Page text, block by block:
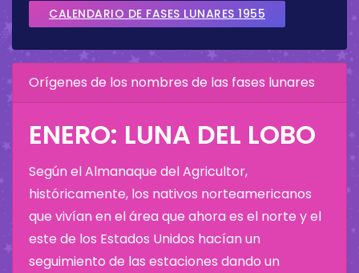
CALENDARIO DE FASES LUNARES 1955
Orígenes de los nombres de las fases lunares
ENERO: LUNA DEL LOBO
Según el Almanaque del Agricultor,
históricamente, los nativos norteamericanos
que vivían en el área que ahora es el norte y el
este de los Estados Unidos hacían un
seguimiento de las estaciones dando un